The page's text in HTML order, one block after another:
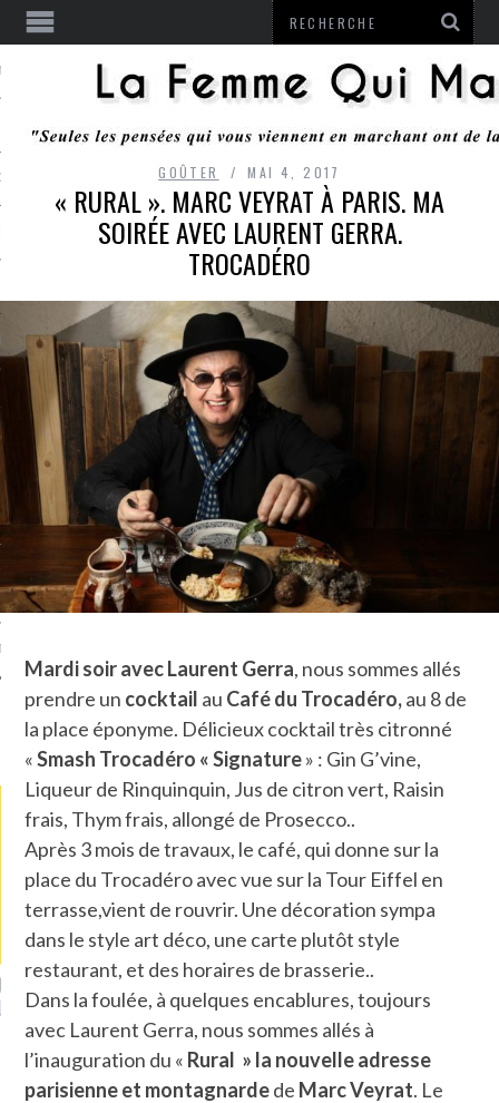
RESTER
MONROZIER
ARCACHON
LA PHOTO
ATTACHÉS À LA
DE L’AMBASSADE
À PARIS. POURQUOI
? POUR QUI ?
UN GRONDIN FOURRÉ AUX
CHAMPIGNONS ET AUX
LARDONS DANS LA HALLE
DE DAX. ET POURQUOI PAS
?
GOÛTER MAI 4, 2017
« RURAL ». MARC VEYRAT À PARIS. MA
SOIRÉE AVEC LAURENT GERRA.
TROCADÉRO
Mardi soir avec Laurent Gerra, nous sommes allés
prendre un cocktail au Café du Trocadéro,au 8 de
la place éponyme. Délicieux cocktail très citronné
«Smash Trocadéro « Signature» : Gin G’vine,
Liqueur de Rinquinquin, Jus de citron vert, Raisin
frais, Thym frais, allongé de Prosecco..
Après 3 mois de travaux, le café, qui donne sur la
place du Trocadéro avec vue sur la Tour Eiffel en
terrasse,vient de rouvrir. Une décoration sympa
dans le style art déco, une carte plutôt style
restaurant, et des horaires de brasserie..
Dans la foulée, à quelques encablures, toujours
avec Laurent Gerra, nous sommes allés à
l’inauguration du « Rural » la nouvelle adresse
parisienne et montagnardede Marc Veyrat. Le